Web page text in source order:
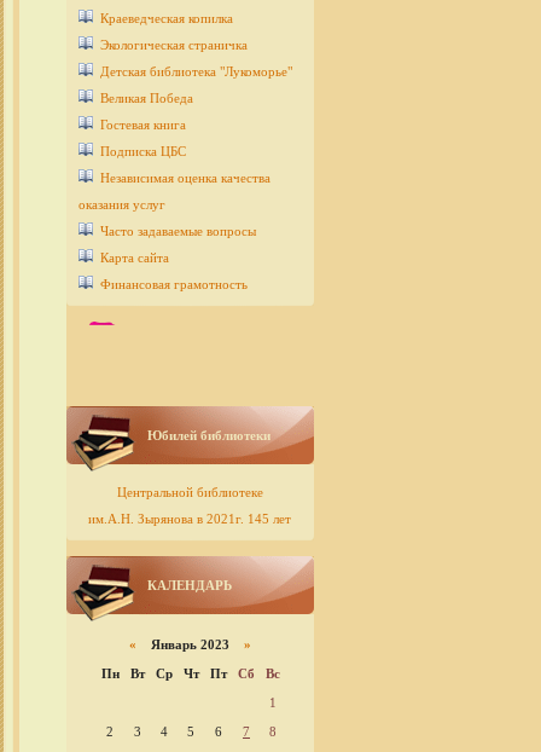
Краеведческая копилка
Экологическая страничка
Детcкая библиотека "Лукоморье"
Великая Победа
Гостевая книга
Подписка ЦБС
Независимая оценка качества
оказания услуг
Часто задаваемые вопросы
Карта сайта
Финансовая грамотность
Юбилей библиотеки
Центральной библиотеке
им.А.Н. Зырянова в 2021г. 145 лет
КАЛЕНДАРЬ
« Январь 2023»
Пн
Вт Ср Чт Пт Сб
Вс
1
2
3 4 5 6 7
8